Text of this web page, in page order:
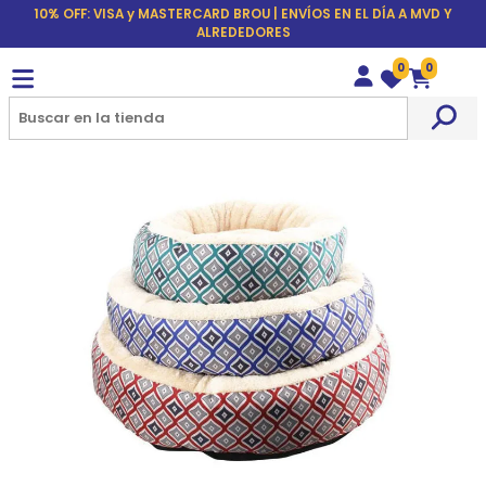
10% OFF: VISA y MASTERCARD BROU | ENVÍOS EN EL DÍA A MVD Y
ALREDEDORES
Wishlist
0
Carrito
0